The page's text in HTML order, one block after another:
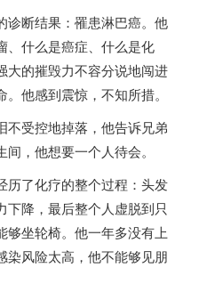
诊断结果：罹患淋巴癌。他
、什么是癌症、什么是化
大的摧毁力不容分说地闯进
他感到震惊，不知所措。
不受控地掉落，他告诉兄弟
，他想要一个人待会。
历了化疗的整个过程：头发
下降，最后整个人虚脱到只
够坐轮椅。他一年多没有上
染风险太高，他不能够见朋